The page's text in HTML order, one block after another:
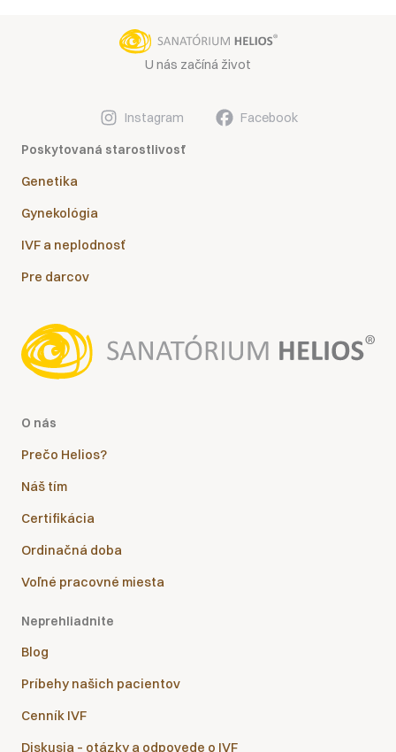
U nás začíná život
Instagram Facebook
Poskytovaná starostlivosť
Genetika
Gynekológia
IVF a neplodnosť
Pre darcov
O nás
Prečo Helios?
Náš tím
Certifikácia
Ordinačná doba
Voľné pracovné miesta
Neprehliadnite
Blog
Príbehy našich pacientov
Cenník IVF
Diskusia – otázky a odpovede o IVF